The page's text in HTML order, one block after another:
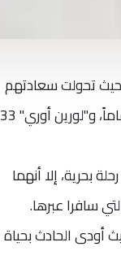
تحولت سعادتهم
إلى جحيم وأظهرت مجموعة من الصور، الحروق البالغة التي أُصيب بها الزوجان "ماثيو" 36 عاماً، و"لورين أوري" 33
بحرية، إلا أنهما
أودى الحادث بحياة